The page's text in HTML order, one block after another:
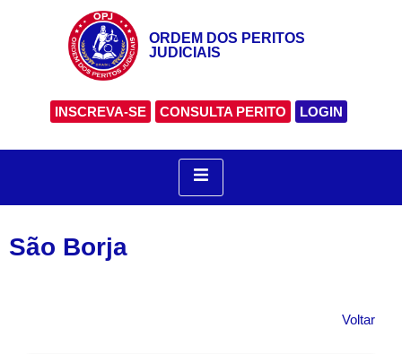
ORDEM DOS PERITOS
JUDICIAIS
INSCREVA-SE CONSULTA PERITO LOGIN
São Borja
Voltar